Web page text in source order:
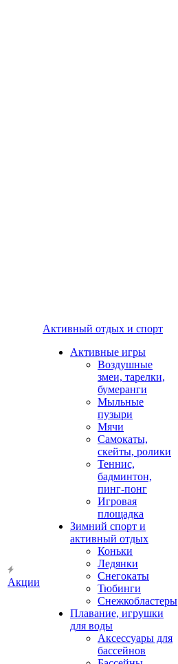
Акции
Активный отдых и спорт
Активные игры
Воздушные
змеи, тарелки,
бумеранги
Мыльные
пузыри
Мячи
Самокаты,
скейты, ролики
Теннис,
бадминтон,
пинг-понг
Игровая
площадка
Зимний спорт и
активный отдых
Коньки
Ледянки
Снегокаты
Тюбинги
Снежкобластеры
Плавание, игрушки
для воды
Аксессуары для
бассейнов